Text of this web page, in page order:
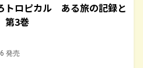
トロピカル ある旅の記録と
3巻
発売